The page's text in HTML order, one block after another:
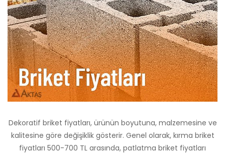
Dekoratif briket fiyatları, ürünün boyutuna, malzemesine ve
kalitesine göre değişiklik gösterir. Genel olarak, kırma briket
fiyatları 500-700 TL arasında, patlatma briket fiyatları